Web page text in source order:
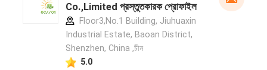
Co.,Limited প্রস্তুতকারক প্রোফাইল
Floor3,No.1 Building, Jiuhuaxin
Industrial Estate, Baoan District,
Shenzhen, China ,চীন
5.0